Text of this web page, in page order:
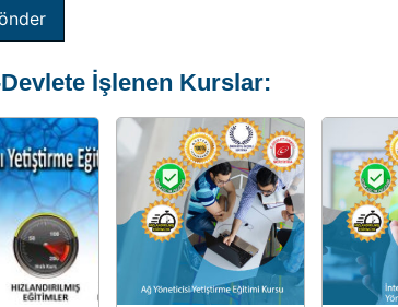
İşlenen Kurslar: